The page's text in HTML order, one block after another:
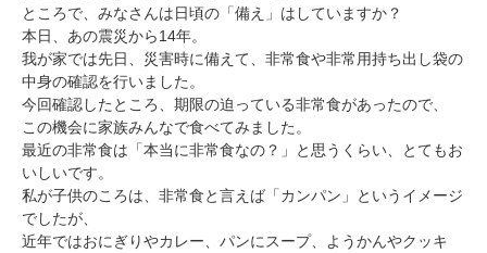
ところで、みなさんは日頃の「備え」はしていますか？
本日、あの震災から14年。
我が家では先日、災害時に備えて、非常食や非常用持ち出し袋の
中身の確認を行いました。
今回確認したところ、期限の迫っている非常食があったので、
この機会に家族みんなで食べてみました。
最近の非常食は「本当に非常食なの？」と思うくらい、とてもお
いしいです。
私が子供のころは、非常食と言えば「カンパン」というイメージ
でしたが、
近年ではおにぎりやカレー、パンにスープ、ようかんやクッキ